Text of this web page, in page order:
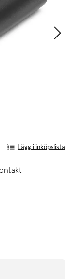
Lägg i inköpslista